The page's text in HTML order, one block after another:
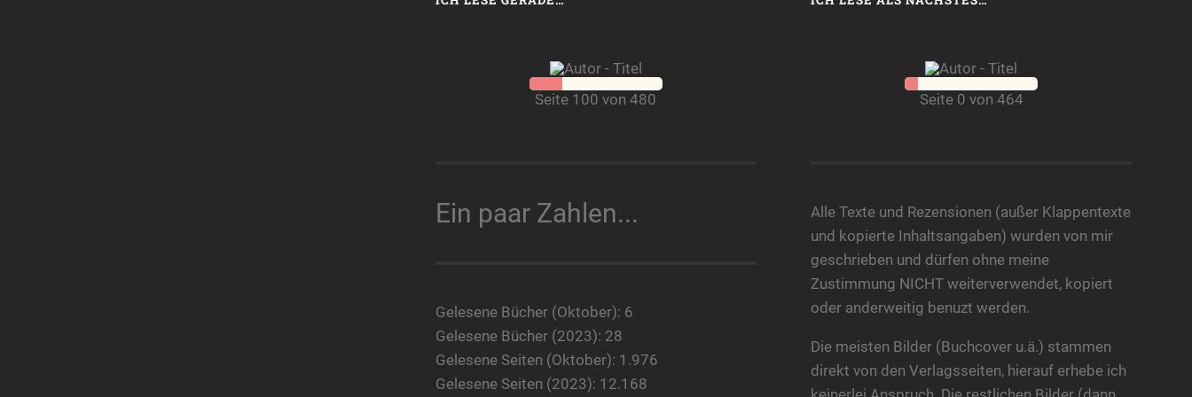
Seite 100 von 480
Ein paar Zahlen...
Gelesene Bücher (Oktober): 6
Gelesene Bücher (2023): 28
Gelesene Seiten (Oktober): 1.976
Gelesene Seiten (2023): 12.168
Seite 0 von 464
Alle Texte und Rezensionen (außer Klappentexte
und kopierte Inhaltsangaben) wurden von mir
geschrieben und dürfen ohne meine
Zustimmung NICHT weiterverwendet, kopiert
oder anderweitig benuzt werden.
Die meisten Bilder (Buchcover u.ä.) stammen
direkt von den Verlagsseiten, hierauf erhebe ich